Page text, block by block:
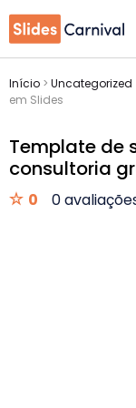
Início > Uncategorized
em Slides
Template de
consultoria
0 0